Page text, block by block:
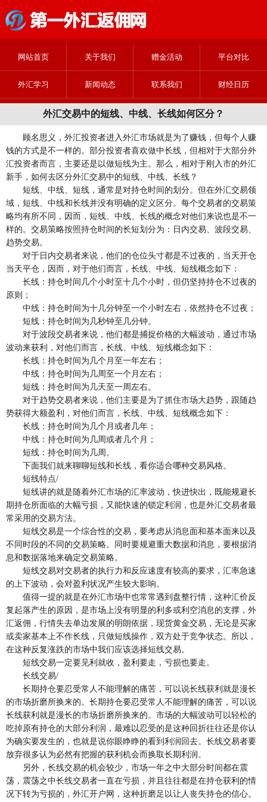
网站首页 关于我们 赠金活动 平台对比
外汇学习 新闻动态 联系我们 财经日历
外汇交易中的短线、中线、长线如何区分？
顾名思义，外汇投资者进入外汇市场就是为了赚钱，但每个人赚
钱的方式是不一样的。部分投资者喜欢做中长线，但相对于大部分外
汇投资者而言，主要还是以做短线为主。那么，相对于刚入市的外汇
新手，如何去区分外汇交易中的短线、中线、长线？
短线、中线、短线，通常是对持仓时间的划分。但在外汇交易领
域，短线、中线和长线并没有明确的定义区分。每个交易者的交易策
略均有所不同，因而，短线、中线、长线的概念对他们来说也是不一
样的。交易策略按照持仓时间的长短划分为：日内交易、波段交易、
趋势交易。
对于日内交易者来说，他们的仓位头寸都是不过夜的，当天开仓
当天平仓，因而，对于他们而言，长线、中线、短线概念如下：
长线：持仓时间几个小时至十几个小时，但仍坚持持仓不过夜的
原则；
中线：持仓时间为十几分钟至一个小时左右，依然持仓不过夜；
短线：持仓时间为几秒钟至几分钟。
对于波段交易者来说，他们都是捕捉价格的大幅波动，通过市场
波动来获利，对他们而言，长线、中线、短线概念如下：
长线：持仓时间为几个月至一年左右；
中线：持仓时间为几周至一个月左右；
短线：持仓时间为几天至一周左右。
对于趋势交易者来说，他们主要是为了抓住市场大趋势，跟随趋
势获得大额盈利，对他们而言，长线、中线、短线概念如下：
长线：持仓时间为几个月或者几年；
中线：持仓时间为几周或者几个月；
短线：持仓时间为几周。
下面我们就来聊聊短线和长线，看你适合哪种交易风格。
短线特点/
短线讲的就是随着外汇市场的汇率波动，快进快出，既能规避长
期持仓所面临的大幅亏损，又能快速的锁定利润，也是外汇交易者最
常采用的交易方法。
短线交易是一个综合性的交易，要考虑从消息面和基本面来以及
不同时段的不同的交易策略。同时要规避重大数据和消息，要根据消
息和数据落地来确定交易策略。
短线交易对交易者的执行力和反应速度有较高的要求，汇率急速
的上下波动，会对盈利状况产生较大影响。
值得一提的就是在外汇市场中也常常遇到盘整行情，这种汇价反
复起落产生的原因，是市场上没有明显的利多或利空消息的支撑，外
汇返佣，行情失去单边发展的明朗依据，现货黄金交易，无论是买家
或卖家基本上不作长线，只做短线操作，双方处于竞争状态。所以，
在这种反复涨跌的市场中我们应该选择短线交易。
短线交易一定要见利就收，盈利要走，亏损也要走。
长线交易/
长期持仓要忍受常人不能理解的痛苦，可以说长线获利就是漫长
的市场折磨所换来的。长期持仓要忍受常人不能理解的痛苦，可以说
长线获利就是漫长的市场折磨所换来的。市场的大幅波动可以轻松的
吃掉原有持仓的大部分利润，最难以忍受的是这种回折往往还是你认
为确实要发生的，也就是说你眼睁睁的看到利润回去。长线交易者要
放弃很多认为必然有把握的获利机会而换取长期利润。
另外，长线交易的机会较少，市场一年之中大部分时间都在震
荡，震荡之中长线交易者一直在亏损，并且往往都是在持仓获利的情
况下转为亏损的，外汇开户网，这种折磨足以让人丧失持仓的信心。